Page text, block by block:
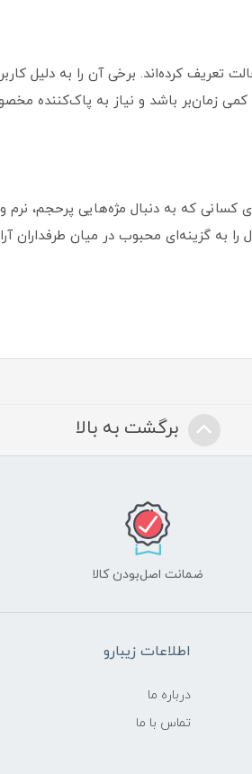
تعریف کرده‌اند. برخی آن را به دلیل
زمان‌بر باشد و نیاز به پاک‌کننده
که به دنبال مژه‌هایی پرحجم، نرم
به گزینه‌ای محبوب در میان طرفداران
برگشت به بالا
ضمانت اصل‌بودن کالا
اطلاعات زیبارو
درباره ما
تماس با ما